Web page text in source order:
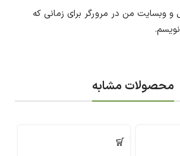
و وبسایت من در مرورگر برای زمانی که
محصولات مشابه